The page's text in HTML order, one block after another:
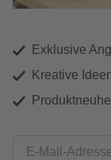
Exklusive
Kreative
E-Mail-